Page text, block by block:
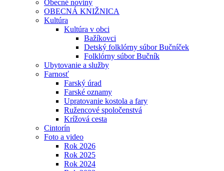
Obecné noviny
OBECNÁ KNIŽNICA
Kultúra
Kultúra v obci
Bažíkovci
Detský folklórny súbor Bučníček
Folklórny súbor Bučník
Ubytovanie a služby
Farnosť
Farský úrad
Farské oznamy
Upratovanie kostola a fary
Ružencové spoločenstvá
Krížová cesta
Cintorín
Foto a video
Rok 2026
Rok 2025
Rok 2024